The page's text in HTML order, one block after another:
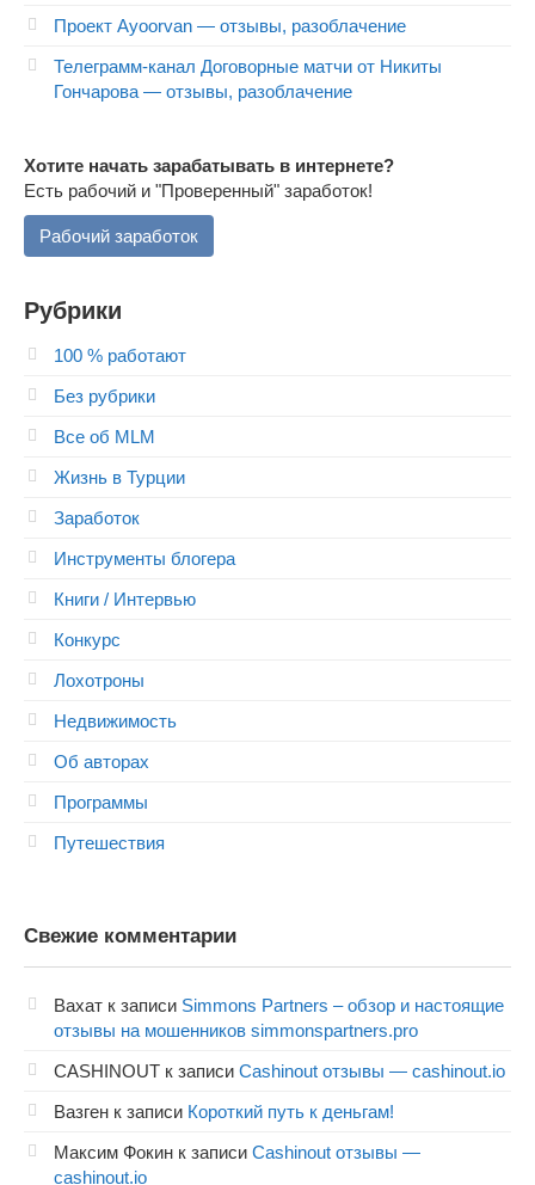
Проект Ayoorvan — отзывы, разоблачение
Телеграмм-канал Договорные матчи от Никиты
Гончарова — отзывы, разоблачение
Хотите начать зарабатывать в интернете?
Есть рабочий и "Проверенный" заработок!
Рабочий заработок
Рубрики
100 % работают
Без рубрики
Все об MLM
Жизнь в Турции
Заработок
Инструменты блогера
Книги / Интервью
Конкурс
Лохотроны
Недвижимость
Об авторах
Программы
Путешествия
Свежие комментарии
Вахат к записи Simmons Partners – обзор и настоящие
отзывы на мошенников simmonspartners.pro
CASHINOUT к записи Cashinout отзывы — cashinout.io
Вазген к записи Короткий путь к деньгам!
Максим Фокин к записи Cashinout отзывы —
cashinout.io